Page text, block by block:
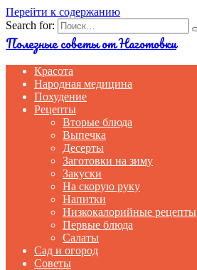
Перейти к содержанию
Search for:
Полезные советы от Наготовки
Красота
Народная медицина
Похудение
Рецепты
Вторые блюда
Выпечка
Десерты
Заготовки на зиму
Закуски
На скорую руку
Напитки
Низкокалорийные рецепты
Первые блюда
Салаты
Сад и огород
Советы